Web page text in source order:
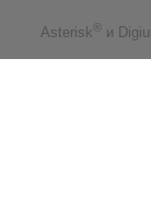
Asterisk ® и